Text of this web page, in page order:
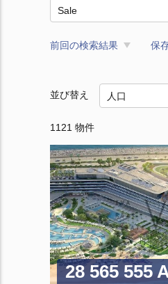
Sale
前回の検索結果 保
並び替え 人口
1121 物件
28 565 555